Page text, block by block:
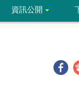
資訊公開